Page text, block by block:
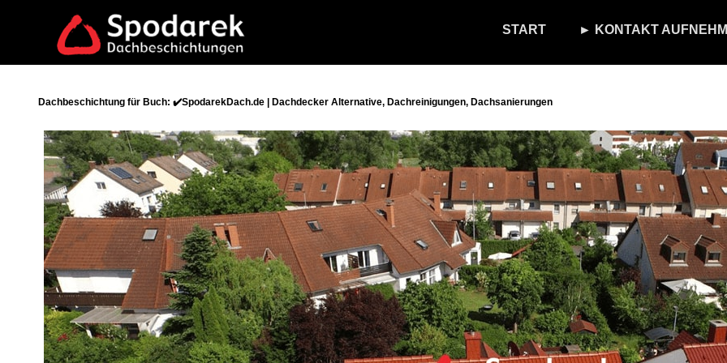
START ► KONTAKT
Dachbeschichtung für Buch: ✔️SpodarekDach.de | Dachdecker Alternative, Dachreinigungen, Dachsanierungen